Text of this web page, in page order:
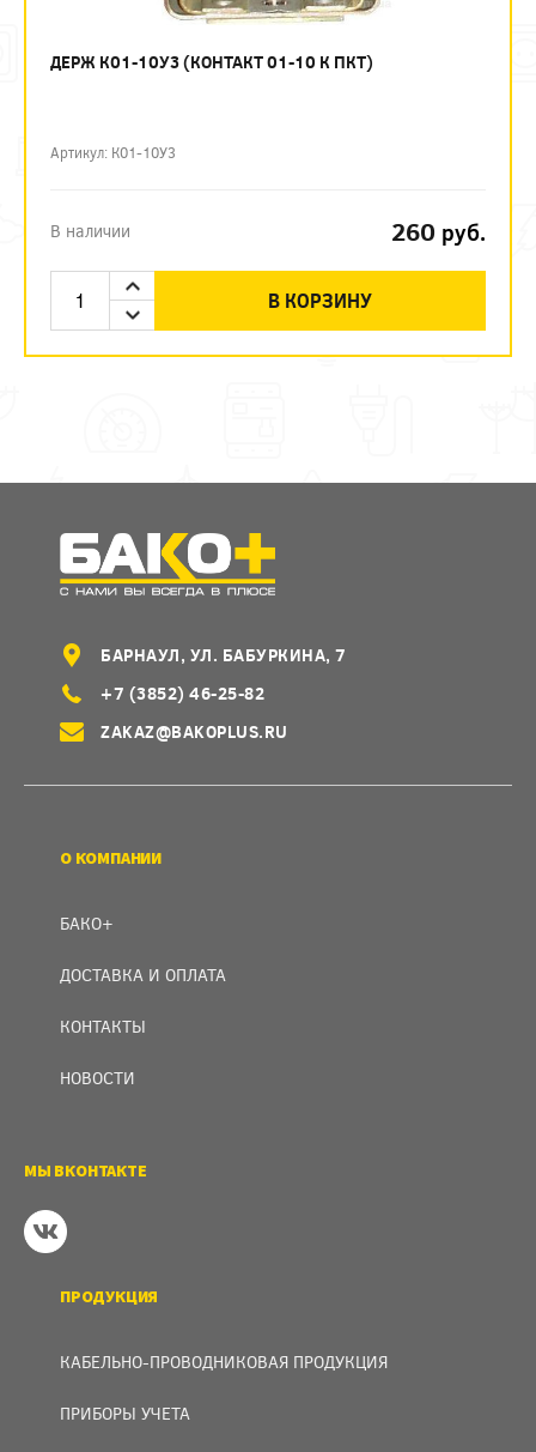
ДЕРЖ К01-10У3 (КОНТАКТ 01-10 К ПКТ)
Артикул: К01-10У3
В наличии 260 руб.
В КОРЗИНУ
БАРНАУЛ, УЛ. БАБУРКИНА, 7
+7 (3852) 46-25-82
ZAKAZ@BAKOPLUS.RU
О КОМПАНИИ
БАКО+
ДОСТАВКА И ОПЛАТА
КОНТАКТЫ
НОВОСТИ
МЫ ВКОНТАКТЕ
ПРОДУКЦИЯ
КАБЕЛЬНО-ПРОВОДНИКОВАЯ ПРОДУКЦИЯ
ПРИБОРЫ УЧЕТА